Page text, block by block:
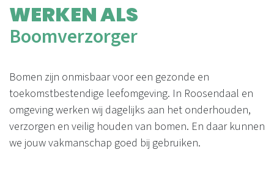
WERKEN ALS
Boomverzorger
Bomen zijn onmisbaar voor een gezonde en
toekomstbestendige leefomgeving. In Roosendaal en
omgeving werken wij dagelijks aan het onderhouden,
verzorgen en veilig houden van bomen. En daar kunnen
we jouw vakmanschap goed bij gebruiken.